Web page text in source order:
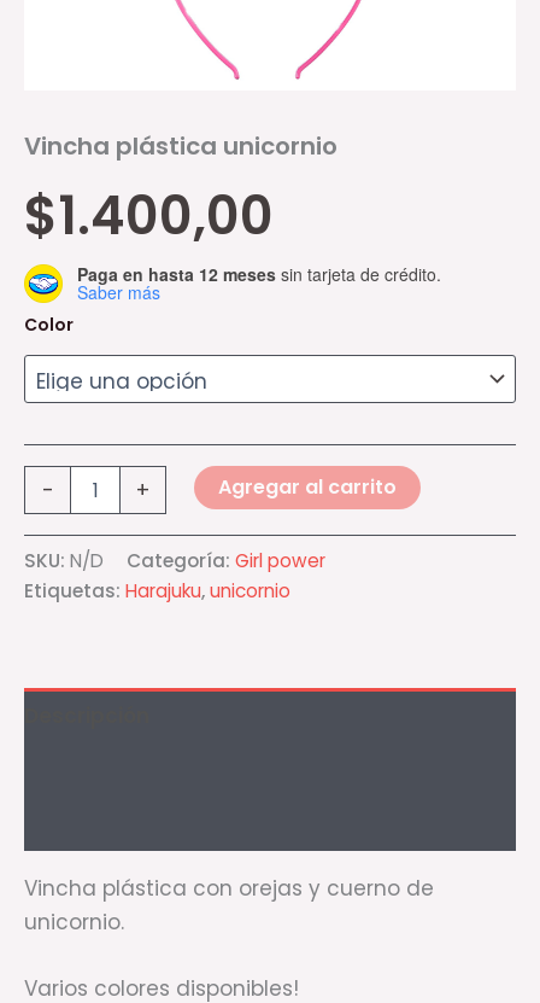
Vincha plástica unicornio
$1.400,00
Paga en hasta 12 meses sin tarjeta de crédito.
Saber más
Color
- + Agregar al carrito
SKU: N/D Categoría: Girl power
Etiquetas: Harajuku,unicornio
Vincha plástica con orejas y cuerno de
unicornio.
Varios colores disponibles!